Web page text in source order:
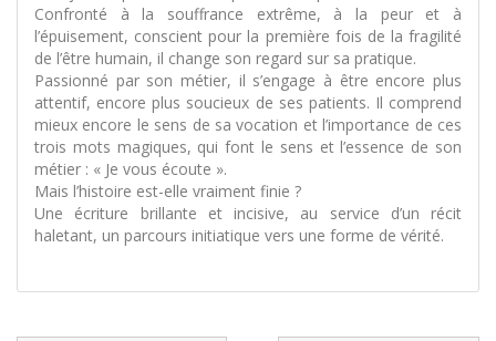
Confronté à la souffrance extrême, à la peur et à
l’épuisement, conscient pour la première fois de la fragilité
de l’être humain, il change son regard sur sa pratique.
Passionné par son métier, il s’engage à être encore plus
attentif, encore plus soucieux de ses patients. Il comprend
mieux encore le sens de sa vocation et l’importance de ces
trois mots magiques, qui font le sens et l’essence de son
métier : « Je vous écoute ».
Mais l’histoire est-elle vraiment finie ?
Une écriture brillante et incisive, au service d’un récit
haletant, un parcours initiatique vers une forme de vérité.